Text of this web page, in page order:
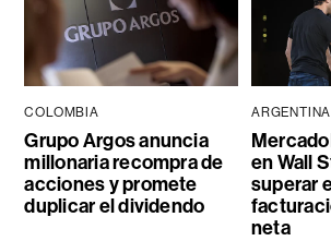
COLOMBIA
Grupo Argos anuncia
millonaria recompra de
acciones y promete
duplicar el dividendo
ARGENTINA
en Wall
superar
neta